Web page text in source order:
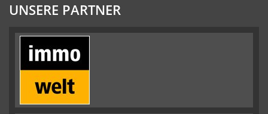
UNSERE PARTNER